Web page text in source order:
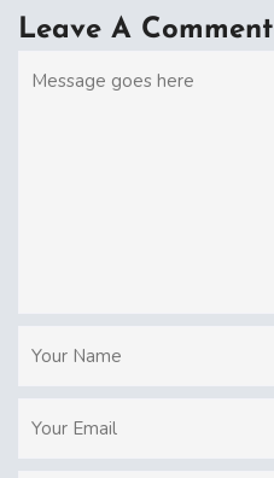
Leave A Comment